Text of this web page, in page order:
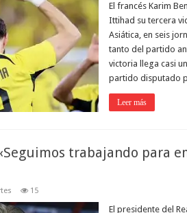
El francés Karim
Ittihad su tercera
Asiática, en seis
tanto del partido
victoria llega casi
partido disputado
Leer más
trabajando para
15
El presidente del